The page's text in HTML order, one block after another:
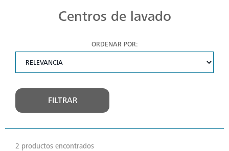
Centros de lavado
ORDENAR POR:
FILTRAR
2 productos encontrados